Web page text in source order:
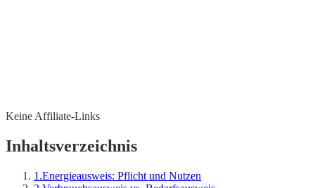
Keine Affiliate-Links
Inhaltsverzeichnis
1 .Energieausweis: Pflicht und Nutzen